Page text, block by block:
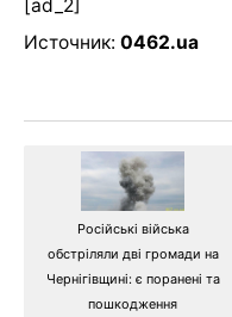
[ad_2]
Источник: 0462.ua
Російські війська
обстріляли дві громади на
Чернігівщині: є поранені та
пошкодження